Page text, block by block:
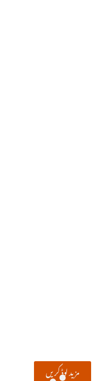
مزید لوڈ کریں